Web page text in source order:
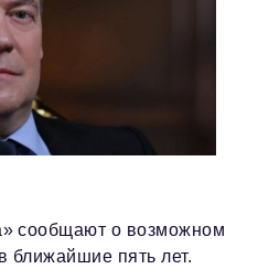
подписка
сообщают о возможном
ближайшие пять лет.